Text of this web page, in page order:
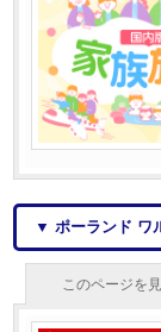
▼ ポーランド ワ
このページを